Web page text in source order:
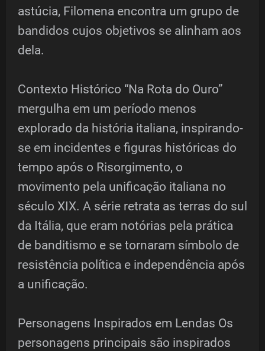
astúcia, Filomena encontra um grupo de
bandidos cujos objetivos se alinham aos
dela.
Contexto Histórico “Na Rota do Ouro”
mergulha em um período menos
explorado da história italiana, inspirando-
se em incidentes e figuras históricas do
tempo após o Risorgimento, o
movimento pela unificação italiana no
século XIX. A série retrata as terras do sul
da Itália, que eram notórias pela prática
de banditismo e se tornaram símbolo de
resistência política e independência após
a unificação.
Personagens Inspirados em Lendas Os
personagens principais são inspirados